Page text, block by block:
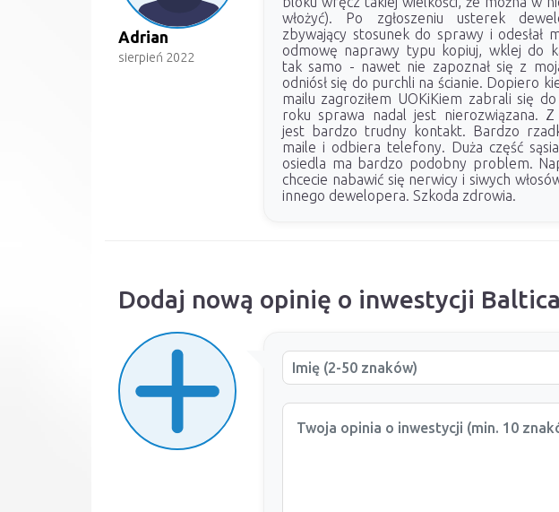
Adrian
sierpień 2022
włożyć). Po zgłoszeniu usterek
zbywający stosunek do sprawy i odesłał
odmowę naprawy typu kopiuj, wklej do
tak samo - nawet nie zapoznał się z
odniósł się do purchli na ścianie. Dopiero
mailu zagroziłem UOKiKiem zabrali się
roku sprawa nadal jest nierozwiązana.
jest bardzo trudny kontakt. Bardzo
maile i odbiera telefony. Duża część
osiedla ma bardzo podobny problem.
chcecie nabawić się nerwicy i siwych
innego dewelopera. Szkoda zdrowia.
Dodaj nową opinię o inwestycji